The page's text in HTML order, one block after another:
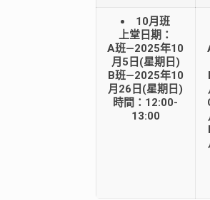
10月班
上堂日期：
A班—2025年10
月5日(星期日)
B班—2025年10
月26日(星期日)
時間：12:00-
13:00